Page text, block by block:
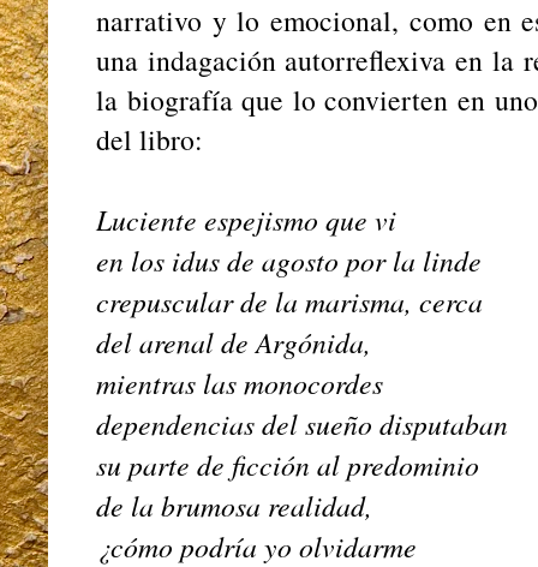
narrativo y lo emocional, como en
una indagación autorreflexiva en la
la biografía que lo convierten en
del libro:
Luciente espejismo que vi
en los idus de agosto por la linde
crepuscular de la marisma, cerca
del arenal de Argónida,
mientras las monocordes
dependencias del sueño disputaban
su parte de ficción al predominio
de la brumosa realidad,
¿cómo podría yo olvidarme